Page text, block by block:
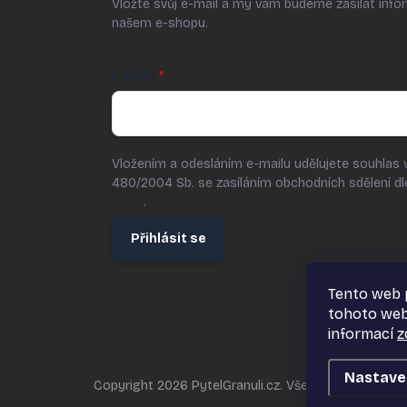
Tento web
tohoto
informací
Vložte svůj e-mail a my vám budeme zasílat
našem e-shopu.
Vložením a odesláním e-mailu udělujete souhlas
480/2004 Sb. se zasíláním obchodních sdělení
.
Přihlásit se
Copyright 2026 PytelGranuli.cz. Všechna práva